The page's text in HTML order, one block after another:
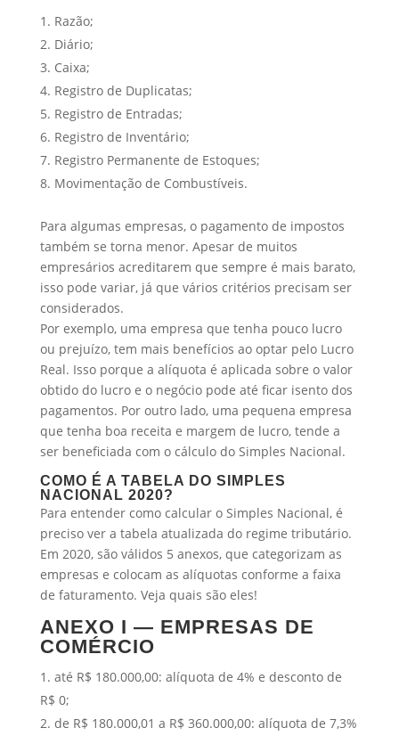
Razão;
Diário;
Caixa;
Registro de Duplicatas;
Registro de Entradas;
Registro de Inventário;
Registro Permanente de Estoques;
Movimentação de Combustíveis.
Para algumas empresas, o pagamento de impostos
também se torna menor. Apesar de muitos
empresários acreditarem que sempre é mais barato,
isso pode variar, já que vários critérios precisam ser
considerados.
Por exemplo, uma empresa que tenha pouco lucro
ou prejuízo, tem mais benefícios ao optar pelo Lucro
Real. Isso porque a alíquota é aplicada sobre o valor
obtido do lucro e o negócio pode até ficar isento dos
pagamentos. Por outro lado, uma pequena empresa
que tenha boa receita e margem de lucro, tende a
ser beneficiada com o cálculo do Simples Nacional.
COMO É A TABELA DO SIMPLES
NACIONAL 2020?
Para entender como calcular o Simples Nacional, é
preciso ver a tabela atualizada do regime tributário.
Em 2020, são válidos 5 anexos, que categorizam as
empresas e colocam as alíquotas conforme a faixa
de faturamento. Veja quais são eles!
ANEXO I — EMPRESAS DE
COMÉRCIO
até R$ 180.000,00: alíquota de 4% e desconto de
R$ 0;
de R$ 180.000,01 a R$ 360.000,00: alíquota de 7,3%